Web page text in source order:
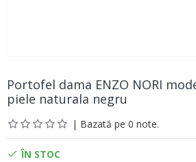
Portofel dama ENZO NORI
piele naturala negru
| Bazată pe 0 note.
ÎN STOC